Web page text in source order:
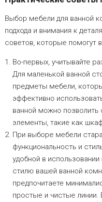
Выбор мебели для ванной
подхода и внимания к
советов, которые помогут
Во-первых, учитывайте
Для маленькой ванной
предметы мебели,
эффективно
ванной можно
элементы, такие как
При выборе мебели
функциональность и
удобной в
стилю вашей ванной
предпочитаете
простые и чистые линии.